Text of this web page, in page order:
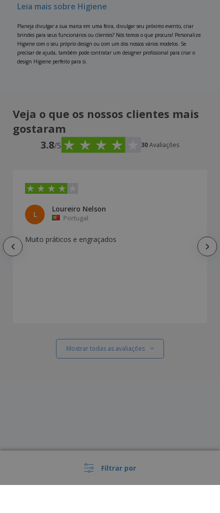
Filtrar por
Leia mais sobre Higiene
Planeja divulgar a sua marca em uma feira, divulgar seu próximo evento, criar
brindes para seus funcionários ou clientes? Nós temos o que procura! Personalize
Higiene com o seu próprio design ou com um dos nossos vários modelos. Se
precisar de ajuda, também pode contratar um designer profissional para criar o
design Higiene perfeito para si.
Veja o que os nossos clientes mais
gostaram
3.8/5 30Avaliações
L
Loureiro Nelson
Portugal
Muito práticos e engraçados
Mostrar todas as avaliações